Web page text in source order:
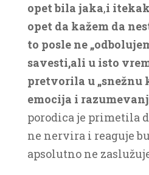
opet bila jaka,i
opet da kažem da
to posle ne
savesti,ali u isto
pretvorila u „snežnu
emocija i
porodica je primetila
ne nervira i reaguje
apsolutno ne